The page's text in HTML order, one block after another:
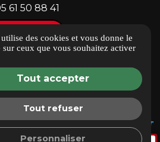
61 50 88 41
des cookies et vous donne le
sur ceux que vous souhaitez activer
Tout accepter
Tout refuser
Personnaliser